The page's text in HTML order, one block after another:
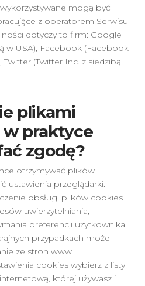
mogą być
z operatorem Serwisu
dotyczy to firm: Google
w USA), Facebook (Facebook
Twitter (Twitter Inc. z siedzibą
plikami
w praktyce
zgodę?
otrzymywać plików
ustawienia przeglądarki.
obsługi plików cookies
uwierzytelniania,
preferencji użytkownika
przypadkach może
ze stron www
cookies wybierz z listy
której używasz i